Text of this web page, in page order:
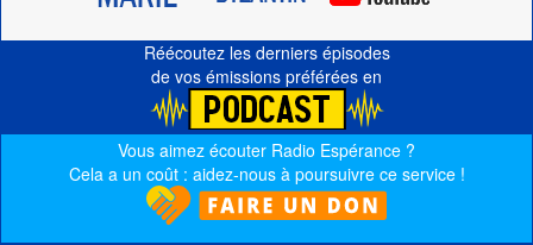
Réécoutez les derniers épisodes
de vos émissions préférées en
Vous aimez écouter Radio Espérance ?
Cela a un coût : aidez-nous à poursuivre ce service !